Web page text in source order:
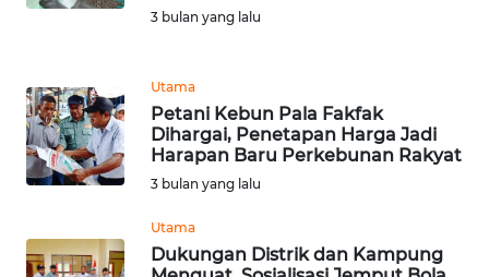
3 bulan yang lalu
Utama
Petani Kebun Pala Fakfak
Dihargai, Penetapan Harga Jadi
Harapan Baru Perkebunan Rakyat
3 bulan yang lalu
Utama
Dukungan Distrik dan Kampung
WN
KALSEL